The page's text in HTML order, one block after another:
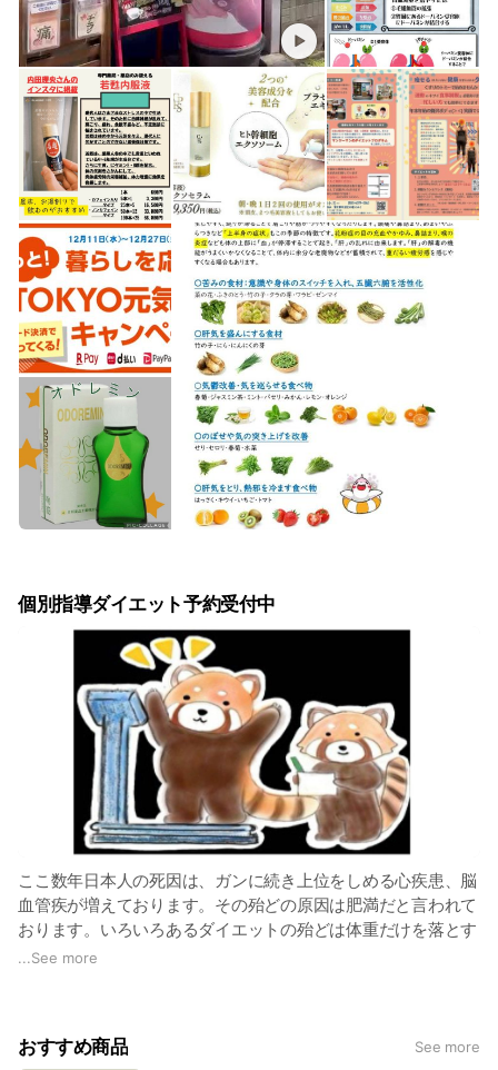
個別指導ダイエット予約受付中
ここ数年日本人の死因は、ガンに続き上位をしめる心疾患、脳
血管疾が増えております。その殆どの原因は肥満だと言われて
おります。いろいろあるダイエットの殆どは体重だけを落とす
事が目的で体内水分や筋肉が落ちてるケースが多いのでリバウ
グ予約をお願い致します。初回相談無料、ただ60分〜90分お
...See more
おすすめ商品 See more